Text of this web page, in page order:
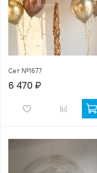
Сет №1677
6 470 ₽